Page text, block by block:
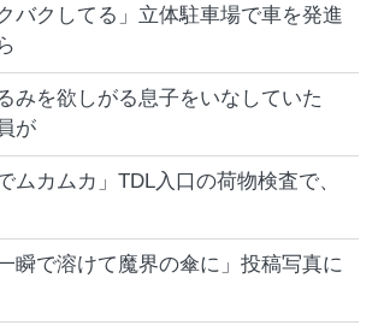
バクしてる」立体駐車場で車を発進
みを欲しがる息子をいなしていた
が
ムカムカ」TDL入口の荷物検査で、
瞬で溶けて魔界の傘に」投稿写真に